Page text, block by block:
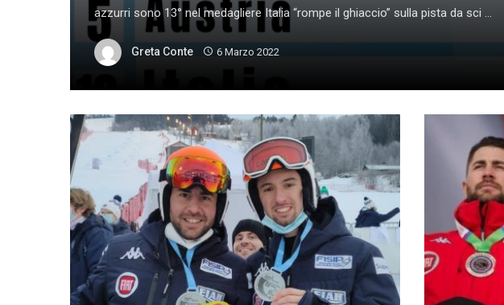
azzurri sono 13° nel medagliere Italia “rompe il ghiaccio” sulla pista da sci ...
Greta Conte 6 Marzo 2022